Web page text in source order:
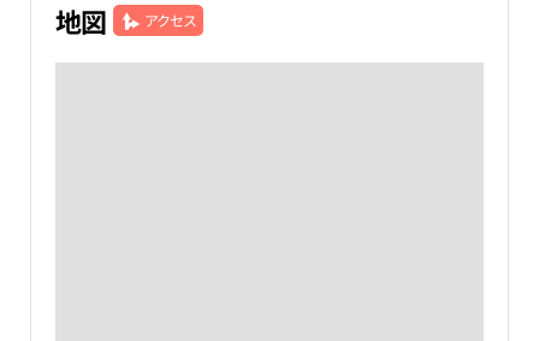
地図 アクセス